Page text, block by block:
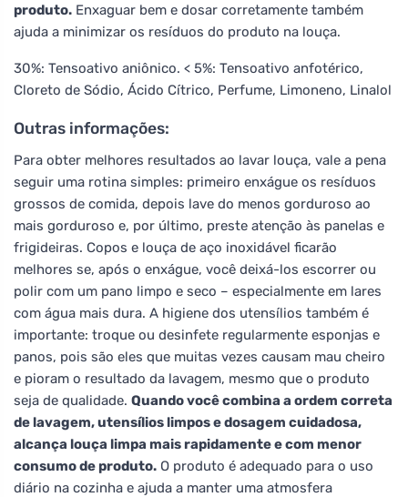
produto. Enxaguar bem e dosar corretamente também
ajuda a minimizar os resíduos do produto na louça.
30%: Tensoativo aniônico. < 5%: Tensoativo anfotérico,
Cloreto de Sódio, Ácido Cítrico, Perfume, Limoneno, Linalol
Outras informações:
Para obter melhores resultados ao lavar louça, vale a pena
seguir uma rotina simples: primeiro enxágue os resíduos
grossos de comida, depois lave do menos gorduroso ao
mais gorduroso e, por último, preste atenção às panelas e
frigideiras. Copos e louça de aço inoxidável ficarão
melhores se, após o enxágue, você deixá-los escorrer ou
polir com um pano limpo e seco – especialmente em lares
com água mais dura. A higiene dos utensílios também é
importante: troque ou desinfete regularmente esponjas e
panos, pois são eles que muitas vezes causam mau cheiro
e pioram o resultado da lavagem, mesmo que o produto
seja de qualidade. Quando você combina a ordem correta
de lavagem, utensílios limpos e dosagem cuidadosa,
alcança louça limpa mais rapidamente e com menor
consumo de produto. O produto é adequado para o uso
diário na cozinha e ajuda a manter uma atmosfera